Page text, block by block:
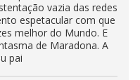
vazia das redes
espetacular com que
melhor do Mundo. E
de Maradona. A
pai